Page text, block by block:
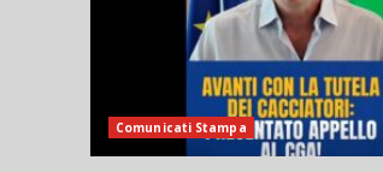
Comunicati Stampa